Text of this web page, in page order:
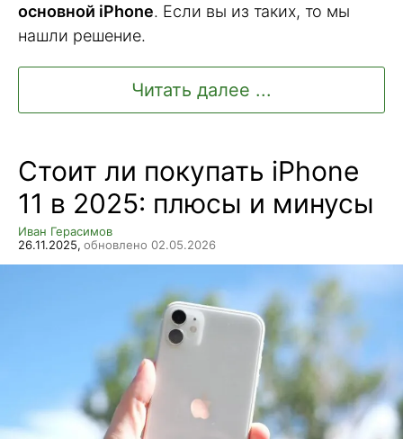
основной iPhone. Если вы из таких, то мы
нашли решение.
Читать далее ...
Стоит ли покупать iPhone
11 в 2025: плюсы и минусы
Иван Герасимов
26.11.2025, обновлено 02.05.2026